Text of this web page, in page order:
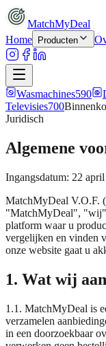
MatchMyDeal
Home
Producten
Wasmachines590
Televisies700
Juridisch
Algemene
Ingangsdatum: 22
MatchMyDeal V.O.F.
"MatchMyDeal",
platform waar u
vergelijken en vinden
onze website gaat u
1. Wat wij
1.1. MatchMyDeal is
verzamelen
in een doorzoekbaar